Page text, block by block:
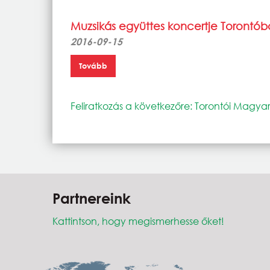
Muzsikás együttes koncertje
2016-09-15
Tovább
Feliratkozás a következőre: Torontói
Partnereink
Kattintson, hogy megismerhesse őket!